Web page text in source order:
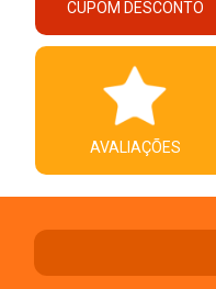
CUPOM DESCONTO
AVALIAÇÕES